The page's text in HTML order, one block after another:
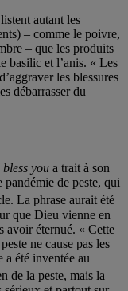
autant les
– comme le poivre,
– que les produits
basilic et l’anis. « Les
les blessures
débarrasser du
bless you a trait à son
de peste, qui
La phrase aurait été
que Dieu vienne en
avoir éternué. « Cette
ne cause pas les
a été inventée au
de la peste, mais la